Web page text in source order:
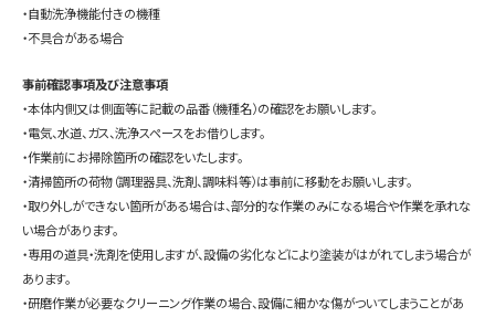
・自動洗浄機能付きの機種
・不具合がある場合
事前確認事項及び注意事項
・本体内側又は側面等に記載の品番（機種名）の確認をお願いします。
・電気、水道、ガス、洗浄スペースをお借りします。
・作業前にお掃除箇所の確認をいたします。
・清掃箇所の荷物（調理器具、洗剤、調味料等）は事前に移動をお願いします。
・取り外しができない箇所がある場合は、部分的な作業のみになる場合や作業を承れな
い場合があります。
・専用の道具・洗剤を使用しますが、設備の劣化などにより塗装がはがれてしまう場合が
あります。
・研磨作業が必要なクリーニング作業の場合、設備に細かな傷がついてしまうことがあ